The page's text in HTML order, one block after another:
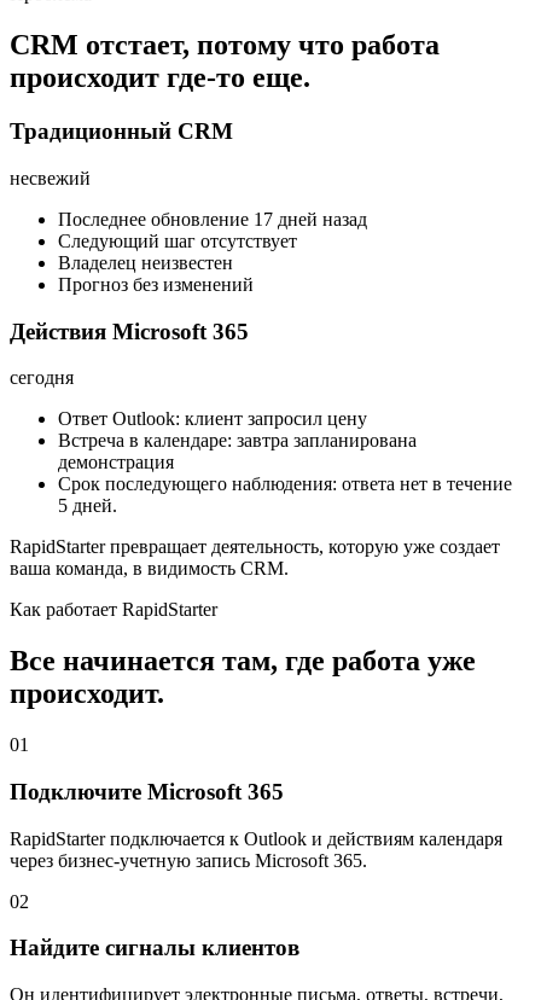
CRM отстает, потому что работа
происходит где-то еще.
Традиционный CRM
несвежий
Последнее обновление 17 дней назад
Следующий шаг отсутствует
Владелец неизвестен
Прогноз без изменений
Действия Microsoft 365
сегодня
Ответ Outlook: клиент запросил цену
Встреча в календаре: завтра запланирована
демонстрация
Срок последующего наблюдения: ответа нет в течение
5 дней.
RapidStarter превращает деятельность, которую уже создает
ваша команда, в видимость CRM.
Как работает RapidStarter
Все начинается там, где работа уже
происходит.
01
Подключите Microsoft 365
RapidStarter подключается к Outlook и действиям календаря
через бизнес-учетную запись Microsoft 365.
02
Найдите сигналы клиентов
Он идентифицирует электронные письма, ответы, встречи,